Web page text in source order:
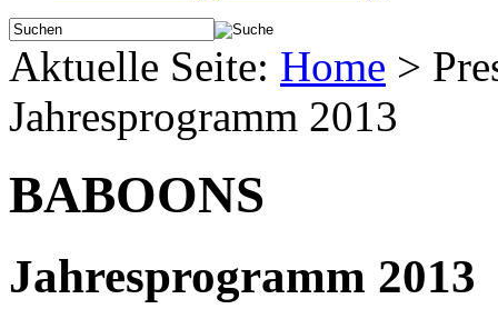
Aktuelle Seite: Home >
Jahresprogramm 2013
BABOONS
Jahresprogramm 2013